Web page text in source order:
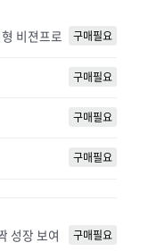
비젼프로 구매필요
구매필요
구매필요
구매필요
성장 보여 구매필요